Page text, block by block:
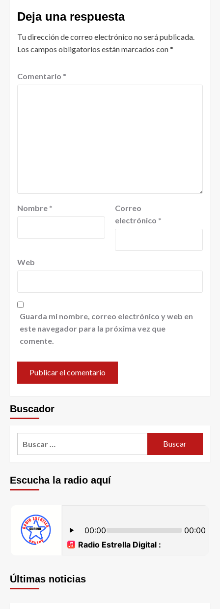
Deja una respuesta
Tu dirección de correo electrónico no será publicada.
Los campos obligatorios están marcados con*
Comentario *
Nombre *
Correo
electrónico *
Web
Guarda mi nombre, correo electrónico y web en
este navegador para la próxima vez que
comente.
Buscador
Escucha la radio aquí
Últimas noticias